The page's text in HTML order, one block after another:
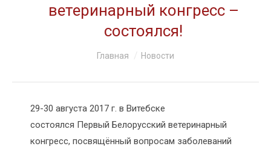
О КОМПАНИИ
КОНТАКТЫ
ветеринарный конгресс –
состоялся!
Главная Новости
29-30 августа 2017 г. в Витебске
состоялся Первый Белорусский ветеринарный
конгресс, посвящённый вопросам заболеваний